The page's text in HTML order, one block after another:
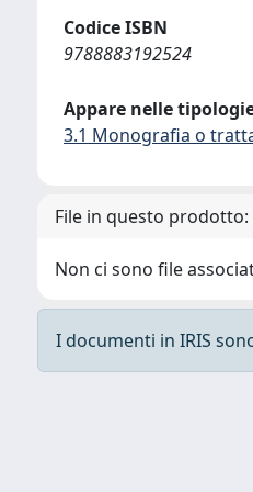
Codice ISBN
9788883192524
Appare nelle
3.1 Monografia o
File in questo prodotto:
Non ci sono file
I documenti in IRIS